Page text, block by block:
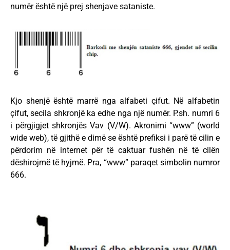
numër është një prej shenjave sataniste.
Kjo shenjë është marrë nga alfabeti çifut. Në alfabetin
çifut, secila shkronjë ka edhe nga një numër. P.sh. numri 6
i përgjigjet shkronjës Vav (V/W). Akronimi “www” (world
wide web), të gjithë e dimë se është prefiksi i parë të cilin e
përdorim në internet për të caktuar fushën në të cilën
dëshirojmë të hyjmë. Pra, “www” paraqet simbolin numror
666.